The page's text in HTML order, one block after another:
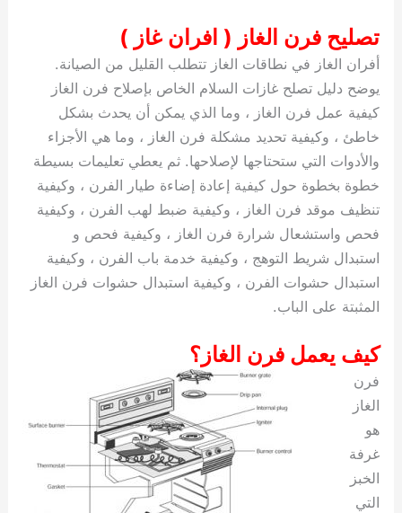
تصليح فرن الغاز ( افران غاز )
أفران الغاز في نطاقات الغاز تتطلب القليل من الصيانة.
يوضح دليل تصلح غازات السلام الخاص بإصلاح فرن الغاز
كيفية عمل فرن الغاز ، وما الذي يمكن أن يحدث بشكل
خاطئ ، وكيفية تحديد مشكلة فرن الغاز ، وما هي الأجزاء
والأدوات التي ستحتاجها لإصلاحها. ثم يعطي تعليمات بسيطة
خطوة بخطوة حول كيفية إعادة إضاءة طيار الفرن ، وكيفية
تنظيف موقد فرن الغاز ، وكيفية ضبط لهب الفرن ، وكيفية
فحص واستشعال شرارة فرن الغاز ، وكيفية فحص و
استبدال شريط التوهج ، وكيفية خدمة باب الفرن ، وكيفية
استبدال حشوات الفرن ، وكيفية استبدال حشوات فرن الغاز
المثبتة على الباب.
كيف يعمل فرن الغاز؟
فرن
الغاز
هو
غرفة
الخبز
التي